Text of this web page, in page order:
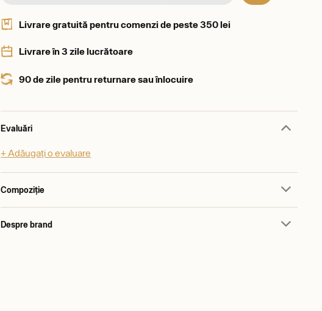
Livrare gratuită pentru comenzi de peste 350 lei
Livrare în 3 zile lucrătoare
90 de zile pentru returnare sau înlocuire
Evaluări
+ Adăugați o evaluare
Compoziție
Despre brand